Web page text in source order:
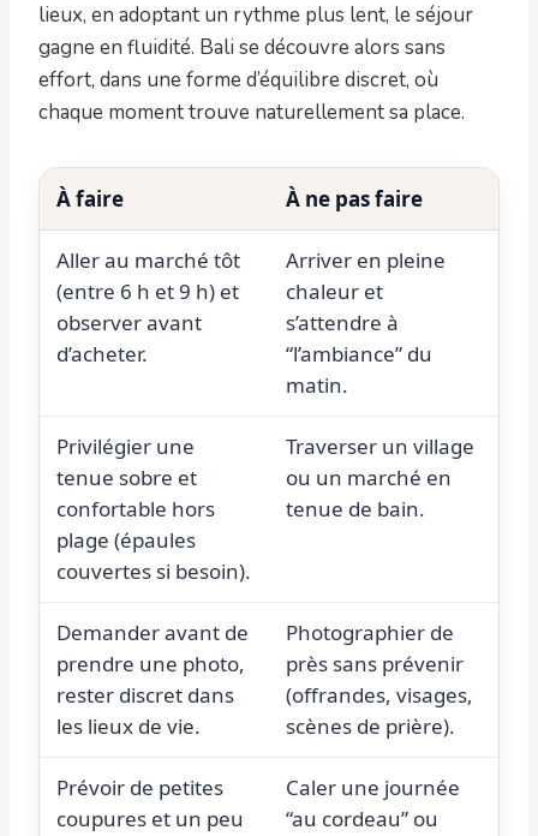
lieux, en adoptant un rythme plus lent, le séjour
gagne en fluidité. Bali se découvre alors sans
effort, dans une forme d’équilibre discret, où
chaque moment trouve naturellement sa place.
À faire À ne pas faire
Aller au marché tôt
(entre 6 h et 9 h) et
observer avant
d’acheter.
Arriver en pleine
chaleur et
s’attendre à
“l’ambiance” du
matin.
Privilégier une
tenue sobre et
confortable hors
plage (épaules
couvertes si besoin).
Traverser un village
ou un marché en
tenue de bain.
Demander avant de
prendre une photo,
rester discret dans
les lieux de vie.
Photographier de
près sans prévenir
(offrandes, visages,
scènes de prière).
Prévoir de petites
coupures et un peu
Caler une journée
“au cordeau” ou